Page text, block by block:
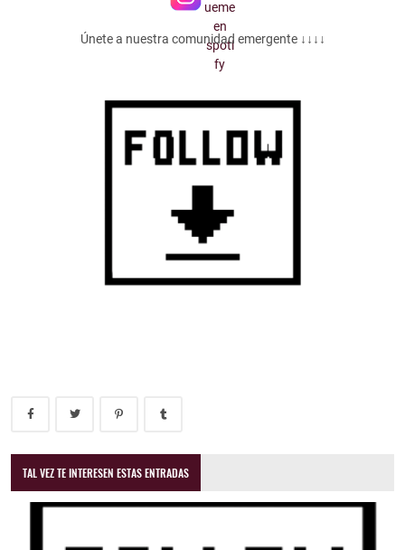
Únete a nuestra comunidad emergente ↓↓↓↓
TAL VEZ TE INTERESEN ESTAS ENTRADAS